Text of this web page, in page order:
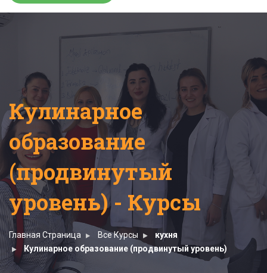
Кулинарное
образование
(продвинутый
уровень) - Курсы
Главная Страница Все Курсы
кухня
Кулинарное образование (продвинутый уровень)